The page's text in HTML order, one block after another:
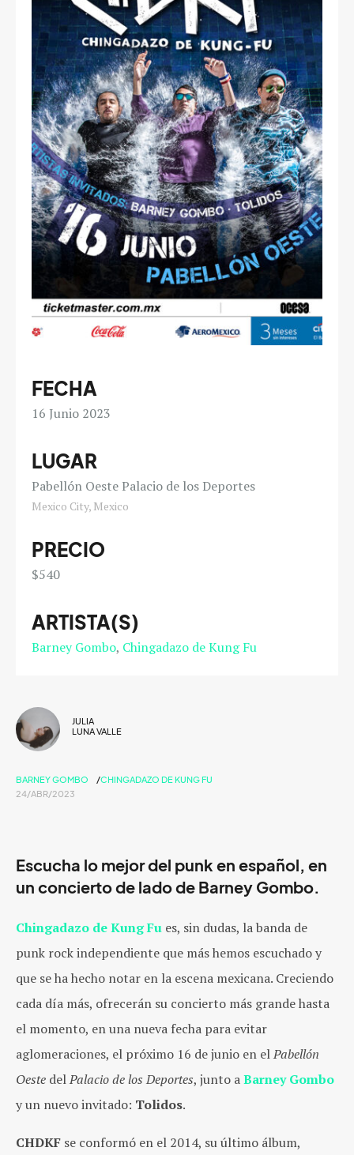
FECHA
16 Junio 2023
LUGAR
Pabellón Oeste Palacio de los Deportes
Mexico City, Mexico
PRECIO
$540
ARTISTA(S)
Barney Gombo Chingadazo de Kung Fu
JULIA
LUNA VALLE
BARNEY GOMBO
CHINGADAZO DE KUNG FU
24/ABR/2023
Escucha lo mejor del punk en español, en
un concierto de lado de Barney Gombo.
Chingadazo de Kung Fu es, sin dudas, la banda de
punk rock independiente que más hemos escuchado y
que se ha hecho notar en la escena mexicana. Creciendo
cada día más, ofrecerán su concierto más grande hasta
el momento, en una nueva fecha para evitar
aglomeraciones, el próximo 16 de junio en elPabellón
Oeste delPalacio de los Deportes, junto aBarney Gombo
y un nuevo invitado: Tolidos.
CHDKF se conformó en el 2014, su último álbum,